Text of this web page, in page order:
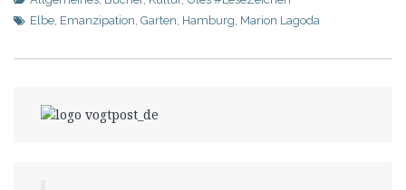
Elbe, Emanzipation, Garten, Hamburg, Marion Lagoda